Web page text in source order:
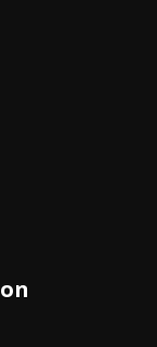
ะท้อนถึงรสนิยมและ
ที่ตอบโจทย์ทุกความ
กวัสดุคุณภาพสูง ผ่าน